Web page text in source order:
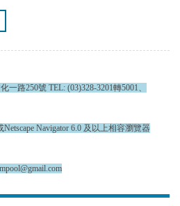
路250號 TEL: (03)328-3201轉5001、
Navigator 6.0 及以上相容瀏覽器